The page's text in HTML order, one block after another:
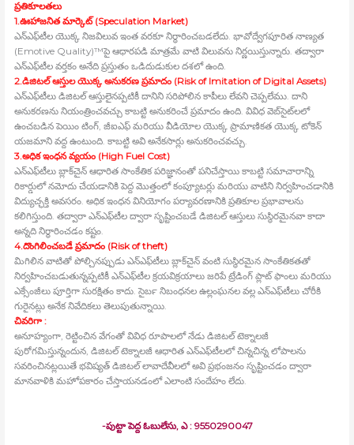
ప్రతికూలతలు
1.ఊహాజనిత మార్కెట్‍ (Speculation Market)
ఎన్‍ఎఫ్‍టీల యొక్క నిజవిలువ ఇంత వరకూ నిర్ధారించబడలేదు. భావోద్వేగపూరిత నాణ్యత
(Emotive Quality)™పై ఆధారపడి మాత్రమే వాటి విలువను నిర్ణయిస్తున్నారు. తద్వారా
ఎన్‍ఎఫ్‍టీల వర్తకం అనేది ప్రస్తుతం ఒడిదుడుకుల దశలో ఉంది.
2.డిజిటల్‍ ఆస్తుల యొక్క అనుకరణ ప్రమాదం (Risk of Imitation of Digital Assets)
ఎన్‍ఎఫ్‍టీలు డిజిటల్‍ ఆస్తులైనప్పటికీ దానిని సరిపోలిన కాపీలు లేవని చెప్పలేము. దాని
అనుకరణను నియంత్రించవచ్చు కాబట్టి అనుకరించే ప్రమాదం ఉంది. వివిధ వెబ్‍సైట్‍లలో
ఉంచబడిన పెయిం టింగ్‍, జీఐఎఫ్‍ మరియు వీడియోల యొక్క ప్రామాణికత యొక్క టోకెన్‍
యజమాని వద్ద ఉంటుంది. కాబట్టి అవి అనేకసార్లు అనుకరించవచ్చు.
3.అధిక ఇంధన వ్యయం (High Fuel Cost)
ఎన్‍ఎఫ్‍టీలు బ్లాక్‍చైన్‍ ఆధారిత సాంకేతిక పరిజ్ఞానంతో పనిచేస్తాయి కాబట్టి సమాచారాన్ని
రికార్డులో నమోదు చేయడానికి పెద్ద మొత్తంలో కంప్యూటర్లు మరియు వాటిని నిర్వహించడానికి
విద్యుచ్ఛక్తి అవసరం. అధిక ఇంధన వినియోగం పర్యావరణానికి ప్రతికూల ప్రభావాలను
కలిగిస్తుంది. తద్వారా ఎన్‍ఎఫ్‍టీల ద్వారా సృష్టించబడే డిజిటల్‍ ఆస్తులు సుస్థిరమైనవా కాదా
అన్నది నిర్ధారించడం కష్టం.
4.దొంగిలించబడే ప్రమాదం (Risk of theft)
మిగిలిన వాటితో పోల్చినప్పుడు ఎన్‍ఎఫ్‍టీలు బ్లాక్‍చైన్‍ వంటి సుస్థిరమైన సాంకేతికతతో
నిర్వహించబడుతున్నప్పటికీ ఎన్‍ఎఫ్‍టీల క్రయవిక్రయాలు జరిపే ట్రేడింగ్‍ ప్లాట్‍ ఫాంలు మరియు
ఎక్సేంజీలు పూర్తిగా సురక్షితం కాదు. సైబర్‍ నిబంధనల ఉల్లంఘనల వల్ల ఎన్‍ఎఫ్‍టీలు చోరీకి
గురైనట్లు అనేక నివేదికలు తెలుపుతున్నాయి.
చివరిగా :
అనూహ్యంగా, రెట్టించిన వేగంతో వివిధ రూపాలలో నేడు డిజిటల్‍ టెక్నాలజీ
పురోగమిస్తున్నందున, డిజిటల్‍ టెక్నాలజీ ఆధారిత ఎన్‍ఎఫ్‍టీలలో చిన్నచిన్న లోపాలను
సవరించినట్లయితే భవిష్యత్‍ డిజిటల్‍ లావాదేవీలలో అవి ప్రభంజనం సృష్టించడం ద్వారా
మానవాళికి మహోపకారం చేస్తాయనడంలో ఎలాంటి సందేహం లేదు.
-పుట్టా పెద్ద ఓబులేసు, ఎ : 9550290047